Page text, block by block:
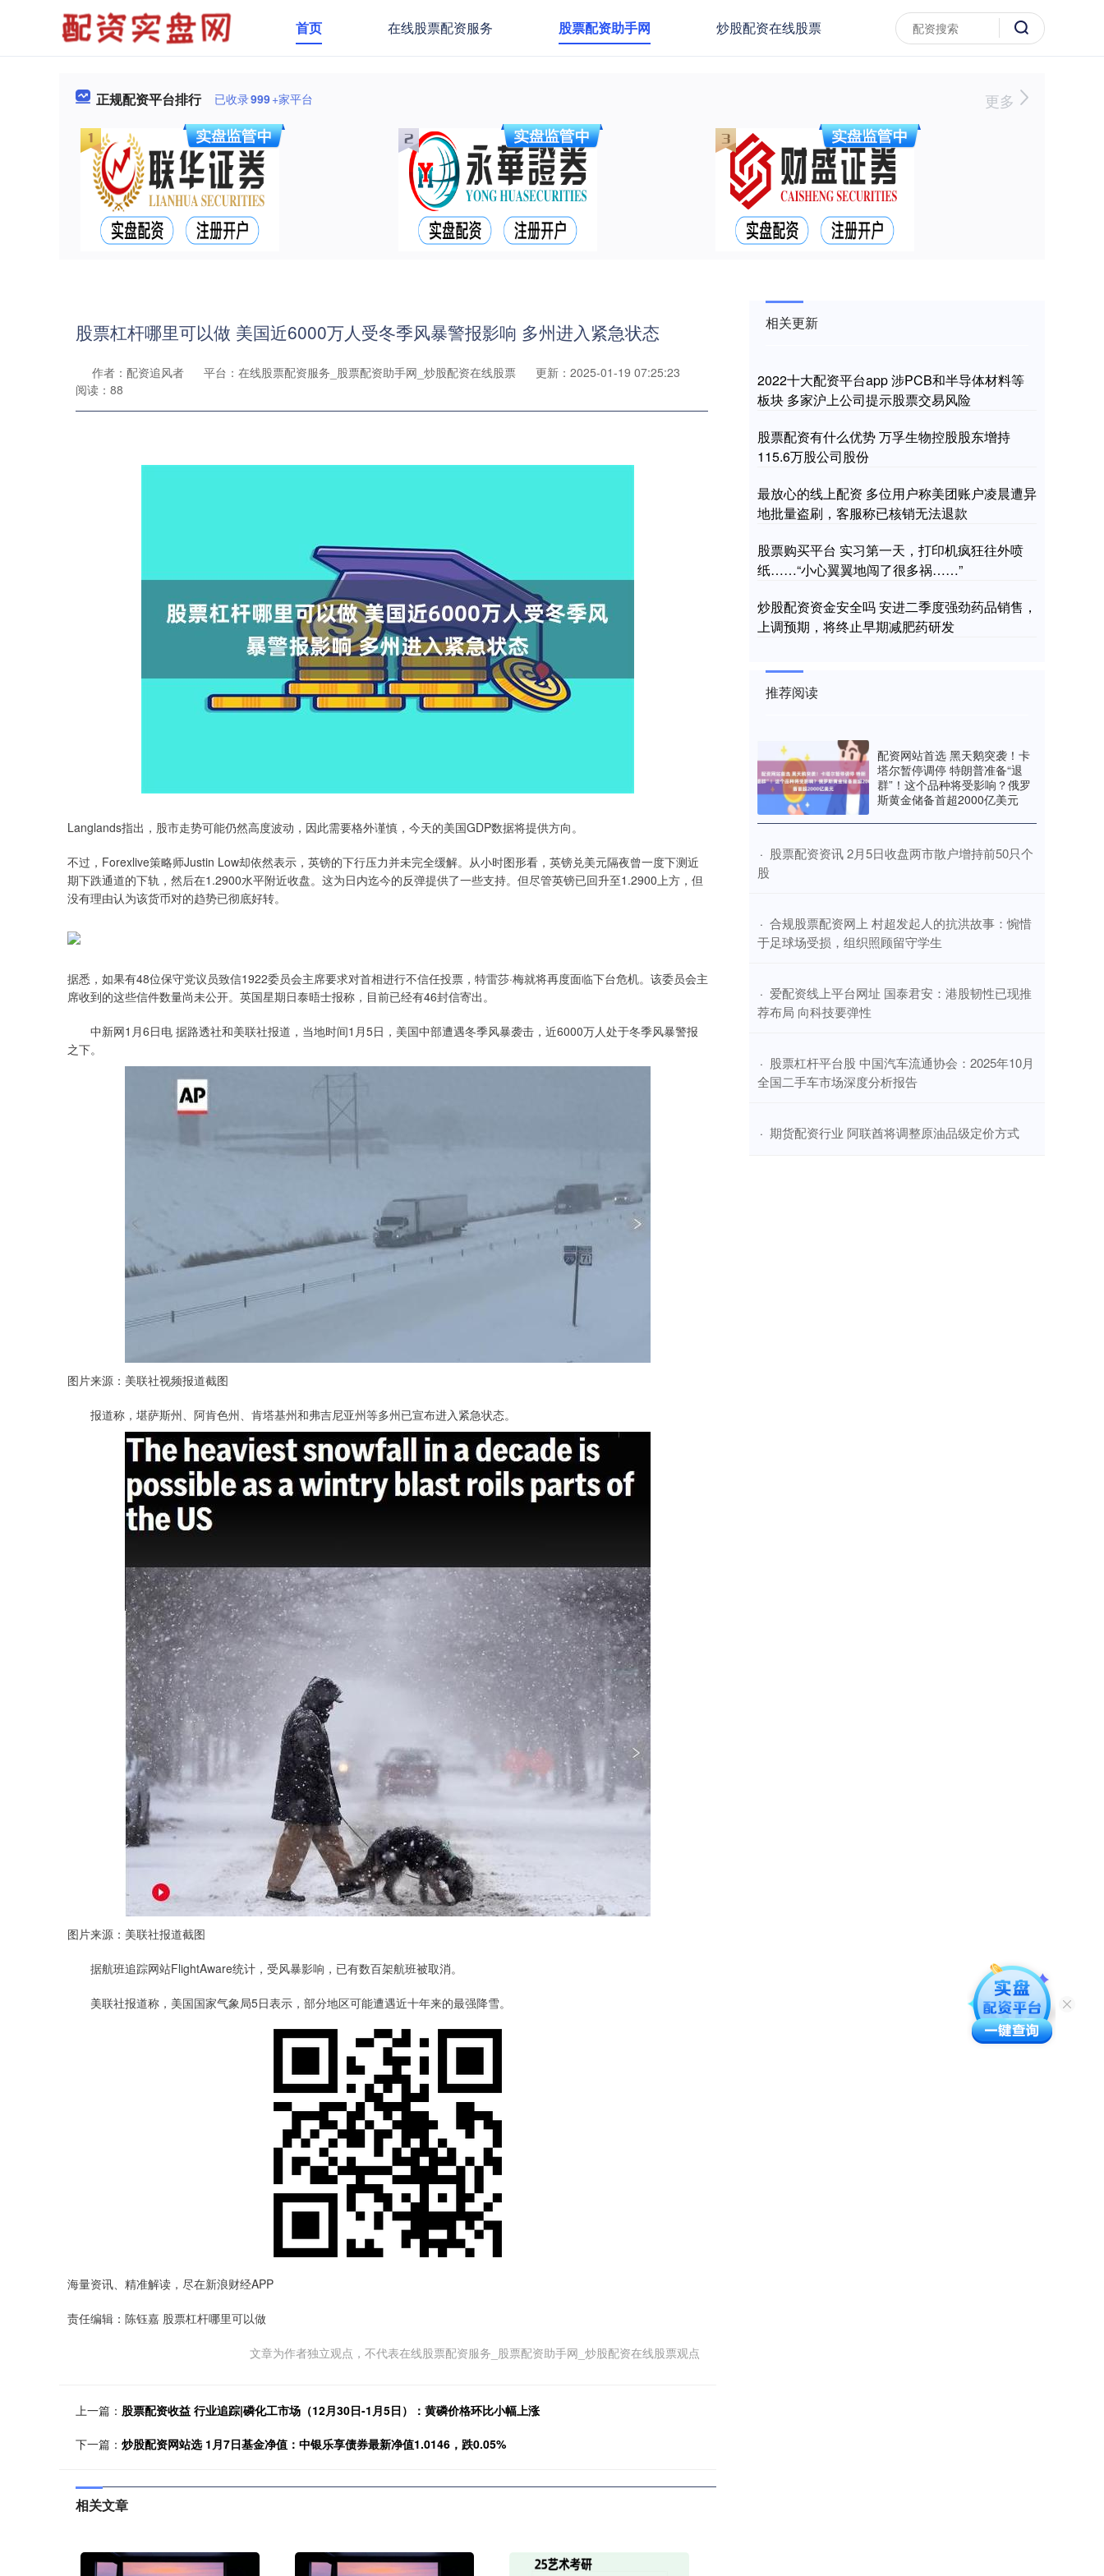
首页 在线股票配资服务 股票配资助手网 炒股配资在线股票
正规配资平台排行 已收录999+家平台 更多
股票杠杆哪里可以做 美国近6000万人受冬季风暴警报影响 多州进入紧急状态
作者：配资追风者 平台：在线股票配资服务_股票配资助手网_炒股配资在线股票
更新：2025-01-19 07:25:23
阅读：88
Langlands指出，股市走势可能仍然高度波动，因此需要格外谨慎，今天的美国GDP数据将提供方向。
不过，Forexlive策略师Justin Low却依然表示，英镑的下行压力并未完全缓解。从小时图形看，英镑兑美元隔夜曾一度下测近
期下跌通道的下轨，然后在1.2900水平附近收盘。这为日内迄今的反弹提供了一些支持。但尽管英镑已回升至1.2900上方，但
没有理由认为该货币对的趋势已彻底好转。
据悉，如果有48位保守党议员致信1922委员会主席要求对首相进行不信任投票，特雷莎·梅就将再度面临下台危机。该委员会主
席收到的这些信件数量尚未公开。英国星期日泰晤士报称，目前已经有46封信寄出。
中新网1月6日电 据路透社和美联社报道，当地时间1月5日，美国中部遭遇冬季风暴袭击，近6000万人处于冬季风暴警报
之下。
图片来源：美联社视频报道截图
报道称，堪萨斯州、阿肯色州、肯塔基州和弗吉尼亚州等多州已宣布进入紧急状态。
图片来源：美联社报道截图
据航班追踪网站FlightAware统计，受风暴影响，已有数百架航班被取消。
美联社报道称，美国国家气象局5日表示，部分地区可能遭遇近十年来的最强降雪。
海量资讯、精准解读，尽在新浪财经APP
责任编辑：陈钰嘉 股票杠杆哪里可以做
文章为作者独立观点，不代表在线股票配资服务_股票配资助手网_炒股配资在线股票观点
上一篇： 股票配资收益 行业追踪|磷化工市场（12月30日-1月5日）：黄磷价格环比小幅上涨
下一篇： 炒股配资网站选 1月7日基金净值：中银乐享债券最新净值1.0146，跌0.05%
相关文章
相关更新
2022十大配资平台app 涉PCB和半导体材料等
板块 多家沪上公司提示股票交易风险
股票配资有什么优势 万孚生物控股股东增持
115.6万股公司股份
最放心的线上配资 多位用户称美团账户凌晨遭异
地批量盗刷，客服称已核销无法退款
股票购买平台 实习第一天，打印机疯狂往外喷
纸……“小心翼翼地闯了很多祸……”
炒股配资资金安全吗 安进二季度强劲药品销售，
上调预期，将终止早期减肥药研发
推荐阅读
配资网站首选 黑天鹅突袭！卡
塔尔暂停调停 特朗普准备“退
群”！这个品种将受影响？俄罗
斯黄金储备首超2000亿美元
· ​股票配资资讯 2月5日收盘两市散户增持前50只个
股
· ​合规股票配资网上 村超发起人的抗洪故事：惋惜
于足球场受损，组织照顾留守学生
· ​爱配资线上平台网址 国泰君安：港股韧性已现推
荐布局 向科技要弹性
· ​股票杠杆平台股 中国汽车流通协会：2025年10月
全国二手车市场深度分析报告
· ​期货配资行业 阿联酋将调整原油品级定价方式